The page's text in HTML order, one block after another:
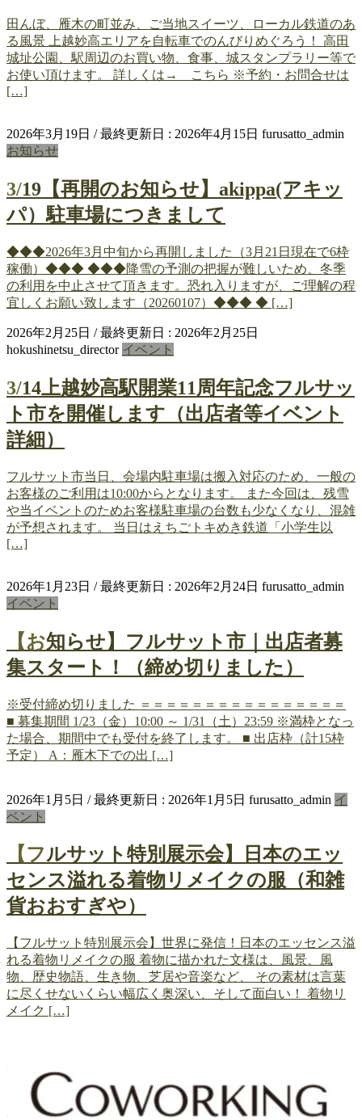
田んぼ、雁木の町並み、ご当地スイーツ、ローカル鉄道のあ
る風景 上越妙高エリアを自転車でのんびりめぐろう！ 高田
城址公園、駅周辺のお買い物、食事、城スタンプラリー等で
お使い頂けます。 詳しくは→ こちら ※予約・お問合せは
[…]
2026年3月19日 / 最終更新日 : 2026年4月15日 furusatto_admin
お知らせ
3/19【再開のお知らせ】akippa(アキッ
パ）駐車場につきまして
◆◆◆2026年3月中旬から再開しました（3月21日現在で6枠
稼働）◆◆◆ ◆◆◆降雪の予測の把握が難しいため、冬季
の利用を中止させて頂きます。恐れ入りますが、ご理解の程
宜しくお願い致します（20260107）◆◆◆ ◆ […]
2026年2月25日 / 最終更新日 : 2026年2月25日
hokushinetsu_director イベント
3/14上越妙高駅開業11周年記念フルサッ
ト市を開催します（出店者等イベント
詳細）
フルサット市当日、会場内駐車場は搬入対応のため、一般の
お客様のご利用は10:00からとなります。 また今回は、残雪
や当イベントのためお客様駐車場の台数も少なくなり、混雑
が予想されます。 当日はえちごトキめき鉄道「小学生以
[…]
2026年1月23日 / 最終更新日 : 2026年2月24日 furusatto_admin
イベント
【お知らせ】フルサット市｜出店者募
集スタート！（締め切りました）
※受付締め切りました ＝＝＝＝＝＝＝＝＝＝＝＝＝＝＝＝
■ 募集期間 1/23（金）10:00 ～ 1/31（土）23:59 ※満枠となっ
た場合、期間中でも受付を終了します。 ■ 出店枠（計15枠
予定） A：雁木下での出 […]
2026年1月5日 / 最終更新日 : 2026年1月5日 furusatto_admin イ
ベント
【フルサット特別展示会】日本のエッ
センス溢れる着物リメイクの服（和雑
貨おおすぎや）
【フルサット特別展示会】世界に発信！日本のエッセンス溢
れる着物リメイクの服 着物に描かれた文様は、風景、風
物、歴史物語、生き物、芝居や音楽など、 その素材は言葉
に尽くせないくらい幅広く奥深い、そして面白い！ 着物リ
メイク […]